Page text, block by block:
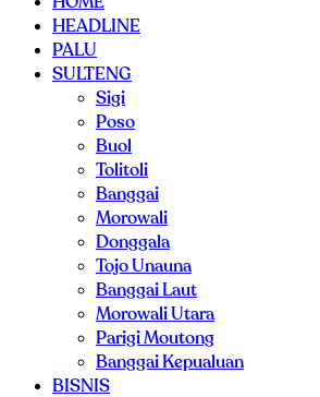
HEADLINE
PALU
SULTENG
Sigi
Poso
Buol
Tolitoli
Banggai
Morowali
Donggala
Tojo Unauna
Banggai Laut
Morowali Utara
Parigi Moutong
Banggai Kepualuan
BISNIS